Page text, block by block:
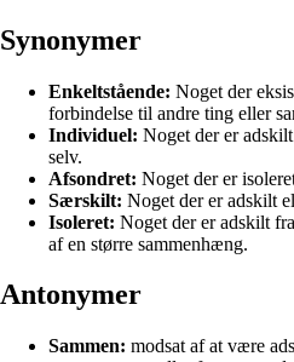
Synonymer
Enkeltstående: Noget der
forbindelse til andre ting eller
Individuel: Noget der er
selv.
Afsondret: Noget der er
Særskilt: Noget der er adskilt
Isoleret: Noget der er adskilt
af en større sammenhæng.
Antonymer
Sammen: modsat af at være